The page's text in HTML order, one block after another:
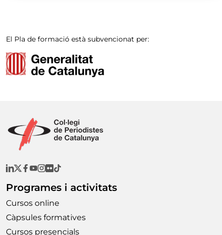
El Pla de formació està subvencionat per:
Programes i activitats
Cursos online
Càpsules formatives
Cursos presencials